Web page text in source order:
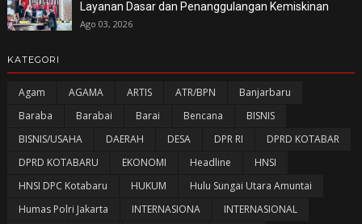
Layanan Dasar dan Penanggulangan Kemiskinan
Ago 03, 2026
KATEGORI
Agam AGAMA ARTIS ATR/BPN
Banjarbaru
Baraba
Barabai Barai Bencana
BISNIS
BISNIS/USAHA
DAERAH DESA DPR RI
DPRD KOTABAR
DPRD KOTABARU
EKONOMI Headline
HNSI
HNSI DPC Kotabaru
HUKUM
Hulu Sungai Utara Amuntai
Humas Polri Jakarta
INTERNASIONA
INTERNASIONAL